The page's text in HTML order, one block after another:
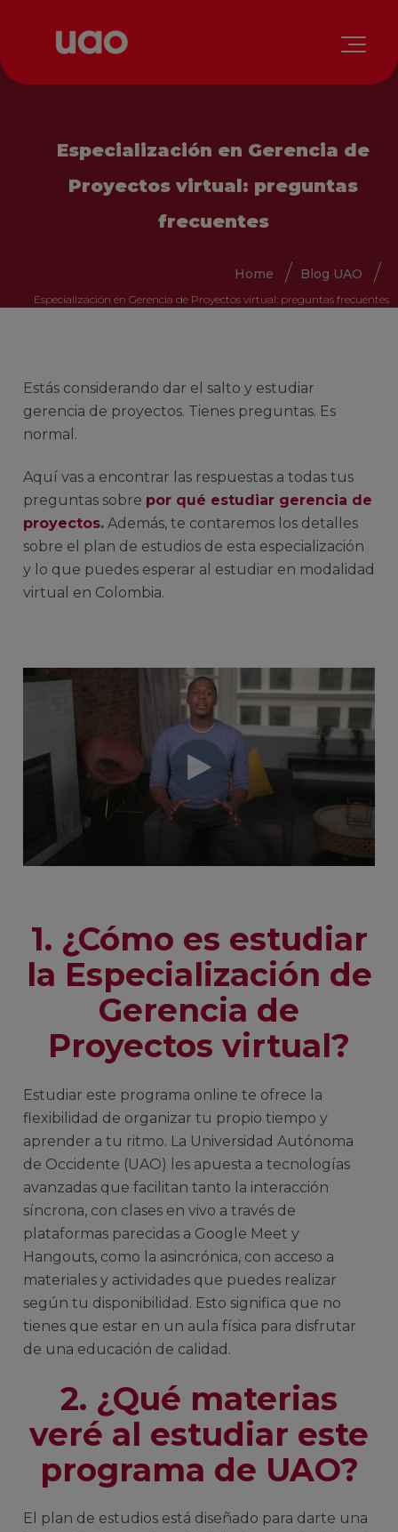
Especialización en Gerencia de
Proyectos virtual: preguntas
frecuentes
Home Blog UAO
Especialización en Gerencia de Proyectos virtual: preguntas frecuentes
Estás considerando dar el salto y estudiar
gerencia de proyectos. Tienes preguntas. Es
normal.
Aquí vas a encontrar las respuestas a todas tus
preguntas sobre por qué estudiar gerencia de
proyectos. Además, te contaremos los detalles
sobre el plan de estudios de esta especialización
y lo que puedes esperar al estudiar en modalidad
virtual en Colombia.
1. ¿Cómo es estudiar
la Especialización de
Gerencia de
Proyectos virtual?
Estudiar este programa online te ofrece la
flexibilidad de organizar tu propio tiempo y
aprender a tu ritmo. La Universidad Autónoma
de Occidente (UAO) les apuesta a tecnologías
avanzadas que facilitan tanto la interacción
síncrona, con clases en vivo a través de
plataformas parecidas a Google Meet y
Hangouts, como la asincrónica, con acceso a
materiales y actividades que puedes realizar
según tu disponibilidad. Esto significa que no
tienes que estar en un aula física para disfrutar
de una educación de calidad.
2. ¿Qué materias
veré al estudiar este
programa de UAO?
El plan de estudios está diseñado para darte una